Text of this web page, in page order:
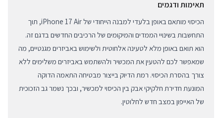
תאימות ודגמים
הכיסוי מותאם באופן בלעדי למבנה הייחודי של iPhone 17 Air, תוך
התחשבות בשינויי הממדים והמיקומים של הרכיבים החדשים בדגם זה.
הוא תואם באופן מלא לטעינה אלחוטית ולשימוש באביזרים מגנטיים, מה
שמאפשר לכם להטעין את המכשיר ולהשתמש באביזרים משלימים ללא
צורך בהסרת הכיסוי. רמת הדיוק בייצור מבטיחה התאמה הדוקה
המונעת חדירת חלקיקי אבק בין הכיסוי למכשיר, ובכך נשמר גב הזכוכית
של האייפון במצב חדש לחלוטין.